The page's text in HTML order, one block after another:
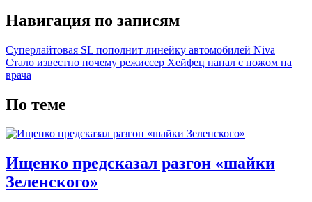
Навигация по записям
Суперлайтовая SL пополнит линейку автомобилей Niva
Стало известно почему режиссер Хейфец напал с ножом на
врача
По теме
Ищенко предсказал разгон «шайки
Зеленского»